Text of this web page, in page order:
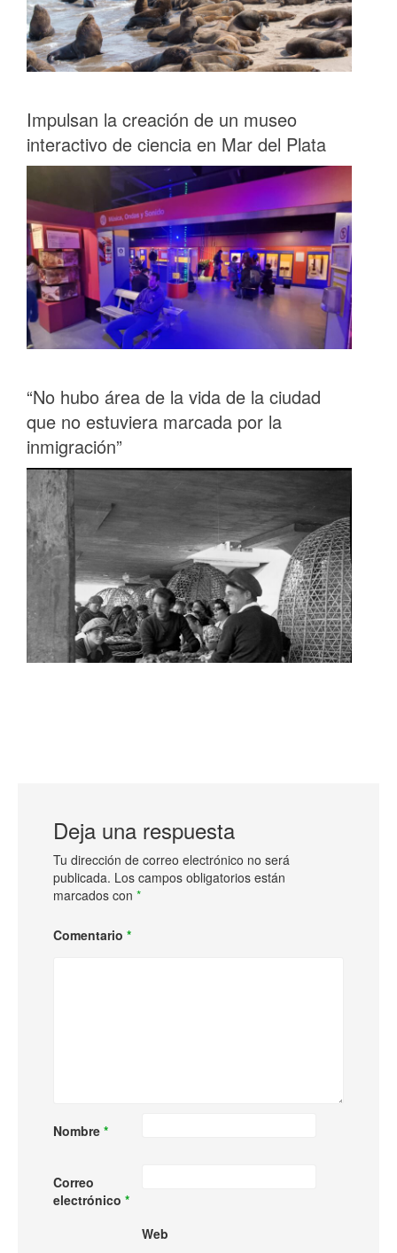
Impulsan la creación de un museo
interactivo de ciencia en Mar del Plata
“No hubo área de la vida de la ciudad
que no estuviera marcada por la
inmigración”
Deja una respuesta
Tu dirección de correo electrónico no será
publicada. Los campos obligatorios están
marcados con *
Comentario *
Nombre *
Correo
electrónico *
Web